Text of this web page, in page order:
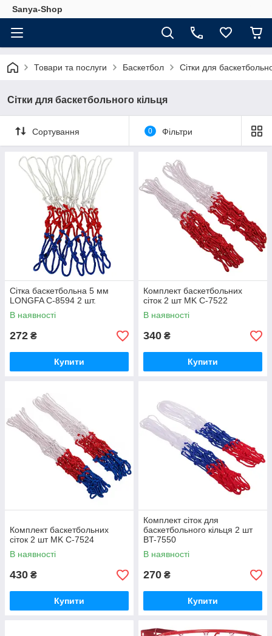
Sanya-Shop
Товари та послуги Баскетбол Сітки для
Сітки для баскетбольного кільця
Сортування 0 Фільтри
Сітка баскетбольна 5 мм
LONGFA C-8594 2 шт.
В наявності
272 ₴
Купити
Комплект баскетбольних
сіток 2 шт MK C-7522
В наявності
340 ₴
Купити
Комплект баскетбольних
сіток 2 шт MK C-7524
В наявності
430 ₴
Купити
Комплект сіток для
баскетбольного кільця 2 шт
BT-7550
В наявності
270 ₴
Купити